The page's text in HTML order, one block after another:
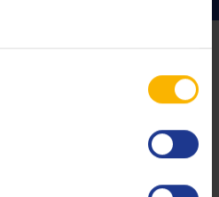
Kirsten Lykke